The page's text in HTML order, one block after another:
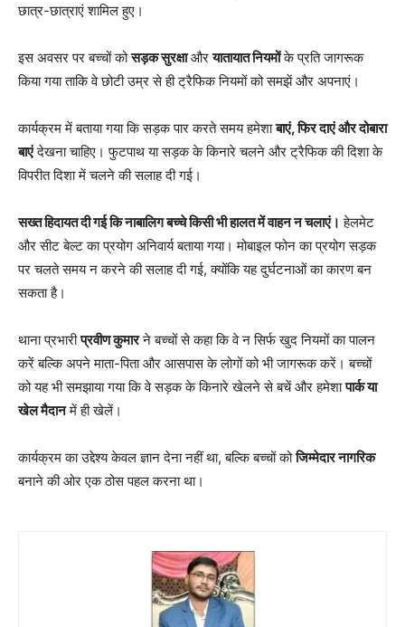
छात्र-छात्राएं शामिल हुए।
इस अवसर पर बच्चों कोसड़क सुरक्षाऔरयातायात नियमोंके प्रति जागरूक
किया गया ताकि वे छोटी उम्र से ही ट्रैफिक नियमों को समझें और अपनाएं।
कार्यक्रम में बताया गया कि सड़क पार करते समय हमेशाबाएं, फिर दाएं और दोबारा
बाएंदेखना चाहिए। फुटपाथ या सड़क के किनारे चलने और ट्रैफिक की दिशा के
विपरीत दिशा में चलने की सलाह दी गई।
सख्त हिदायत दी गई कि नाबालिग बच्चे किसी भी हालत में वाहन न चलाएं। हेलमेट
और सीट बेल्ट का प्रयोग अनिवार्य बताया गया। मोबाइल फोन का प्रयोग सड़क
पर चलते समय न करने की सलाह दी गई, क्योंकि यह दुर्घटनाओं का कारण बन
सकता है।
थाना प्रभारीप्रवीण कुमारने बच्चों से कहा कि वे न सिर्फ खुद नियमों का पालन
करें बल्कि अपने माता-पिता और आसपास के लोगों को भी जागरूक करें। बच्चों
को यह भी समझाया गया कि वे सड़क के किनारे खेलने से बचें और हमेशापार्क या
खेल मैदानमें ही खेलें।
कार्यक्रम का उद्देश्य केवल ज्ञान देना नहीं था, बल्कि बच्चों कोजिम्मेदार नागरिक
बनाने की ओर एक ठोस पहल करना था।